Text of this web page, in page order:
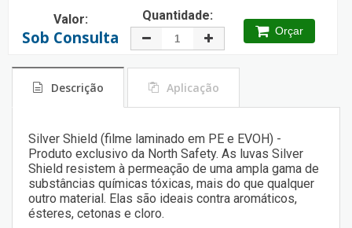
Valor:
Sob Consulta
Quantidade:
Orçar
Descrição Aplicação
Silver Shield (filme laminado em PE e EVOH) -
Produto exclusivo da North Safety. As luvas Silver
Shield resistem à permeação de uma ampla gama de
substâncias químicas tóxicas, mais do que qualquer
outro material. Elas são ideais contra aromáticos,
ésteres, cetonas e cloro.